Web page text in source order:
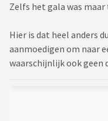
Zelfs het gala was
Hier is dat heel anders
aanmoedigen om naar
waarschijnlijk ook geen